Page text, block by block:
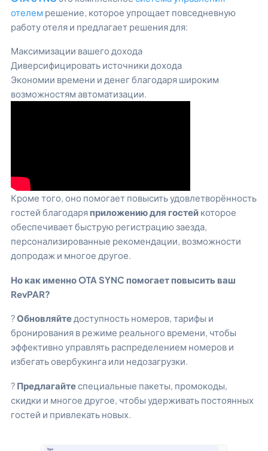
отелем решение, которое упрощает повседневную
работу отеля и предлагает решения для:
Максимизации вашего дохода
Диверсифицировать источники дохода
Экономии времени и денег благодаря широким
возможностям автоматизации.
Кроме того, оно помогает повысить удовлетворённость
гостей благодаря приложению для гостей которое
обеспечивает быструю регистрацию заезда,
персонализированные рекомендации, возможности
допродаж и многое другое.
Но как именно OTA SYNC помогает повысить ваш
RevPAR?
?Обновляйте доступность номеров, тарифы и
бронирования в режиме реального времени, чтобы
эффективно управлять распределением номеров и
избегать овербукинга или недозагрузки.
? Предлагайтеспециальные пакеты, промокоды,
скидки и многое другое, чтобы удерживать постоянных
гостей и привлекать новых.